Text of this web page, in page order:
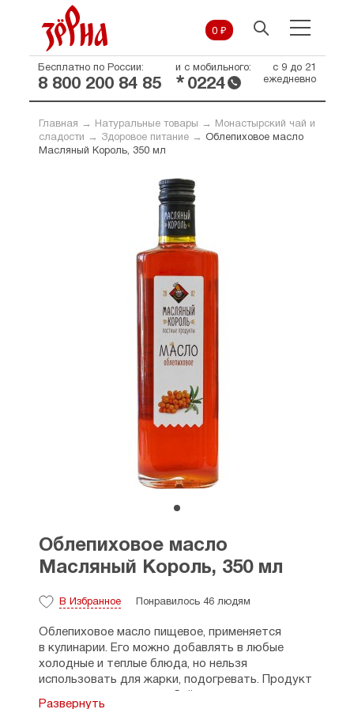
0 ₽
Бесплатно по России:
8 800 200 84 85
и с мобильного:
* 0224
с 9 до 21
ежедневно
Главная → Натуральные товары →
Монастырский чай и
сладости → Здоровое питание→ Облепиховое масло
Масляный Король, 350 мл
Облепиховое масло
Масляный Король, 350 мл
В Избранное Понравилось 46 людям
Облепиховое масло пищевое, применяется
в кулинарии. Его можно добавлять в любые
холодные и теплые блюда, но нельзя
использовать для жарки, подогревать. Продукт
Развернуть